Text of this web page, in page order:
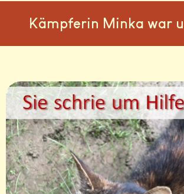
Kämpferin Minka war